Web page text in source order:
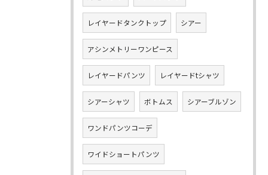
レイヤードタンクトップ シアー
アシンメトリーワンピース
レイヤードパンツ レイヤードtシャツ
シアーシャツ ボトムス シアーブルゾン
ワンドパンツコーデ
ワイドショートパンツ